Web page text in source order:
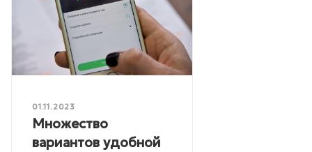
01.11.2023
Множество
вариантов удобной